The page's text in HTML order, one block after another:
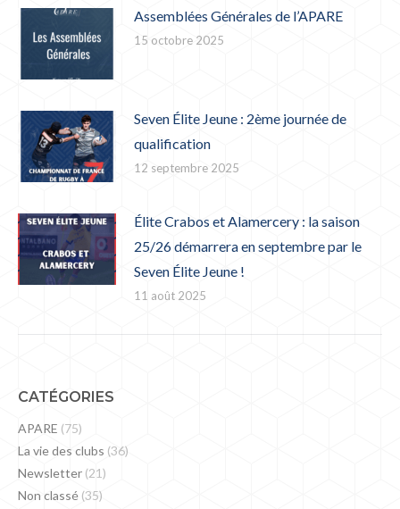
Assemblées Générales de l’APARE
15 octobre 2025
Seven Élite Jeune : 2ème journée de
qualification
12 septembre 2025
Élite Crabos et Alamercery : la saison
25/26 démarrera en septembre par le
Seven Élite Jeune !
11 août 2025
CATÉGORIES
APARE (75)
La vie des clubs (36)
Newsletter (21)
Non classé (35)